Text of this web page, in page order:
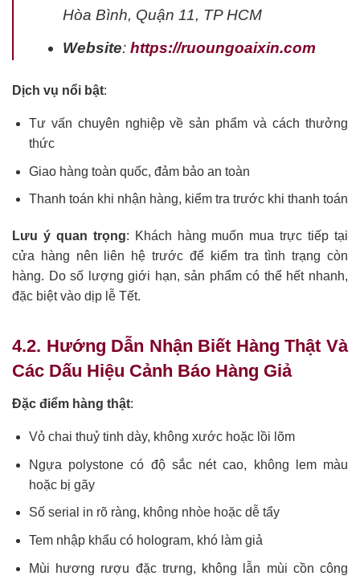
Hòa Bình, Quận 11, TP HCM
Website: https://ruoungoaixin.com
Dịch vụ nổi bật:
Tư vấn chuyên nghiệp về sản phẩm và cách thưởng
thức
Giao hàng toàn quốc, đảm bảo an toàn
Thanh toán khi nhận hàng, kiểm tra trước khi thanh toán
Lưu ý quan trọng: Khách hàng muốn mua trực tiếp tại
cửa hàng nên liên hệ trước để kiểm tra tình trạng còn
hàng. Do số lượng giới hạn, sản phẩm có thể hết nhanh,
đặc biệt vào dịp lễ Tết.
4.2. Hướng Dẫn Nhận Biết Hàng Thật Và
Các Dấu Hiệu Cảnh Báo Hàng Giả
Đặc điểm hàng thật:
Vỏ chai thuỷ tinh dày, không xước hoặc lồi lõm
Ngựa polystone có độ sắc nét cao, không lem màu
hoặc bị gãy
Số serial in rõ ràng, không nhòe hoặc dễ tẩy
Tem nhập khẩu có hologram, khó làm giả
Mùi hương rượu đặc trưng, không lẫn mùi cồn công